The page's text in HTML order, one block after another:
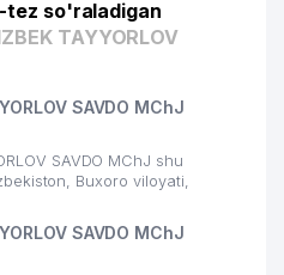
tez so'raladigan
TAYYORLOV
SAVDO MChJ
SAVDO MChJ shu
Buxoro viloyati,
SAVDO MChJ